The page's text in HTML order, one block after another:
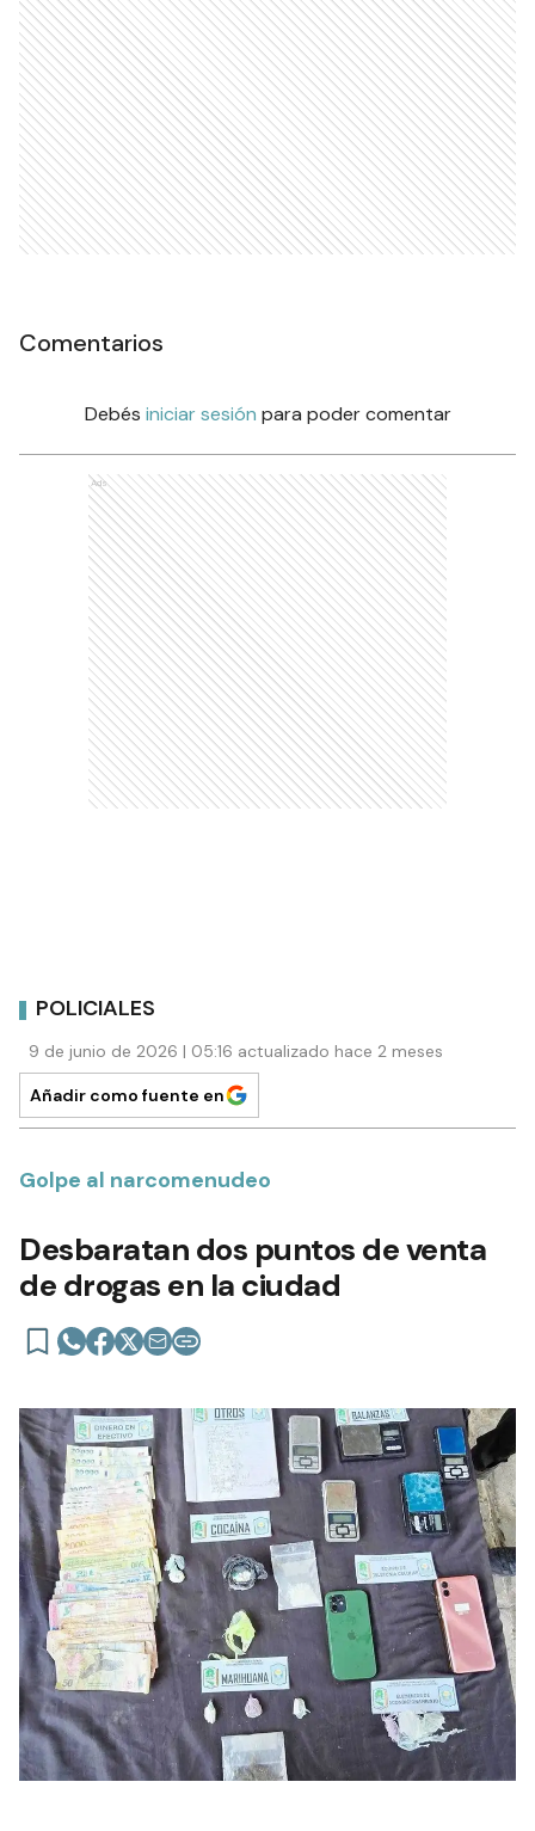
Comentarios
Debés iniciar sesión para poder comentar
Ads
POLICIALES
9 de junio de 2026 | 05:16 actualizado hace 2 meses
Añadir como fuente en
Golpe al narcomenudeo
Desbaratan dos puntos de venta
de drogas en la ciudad